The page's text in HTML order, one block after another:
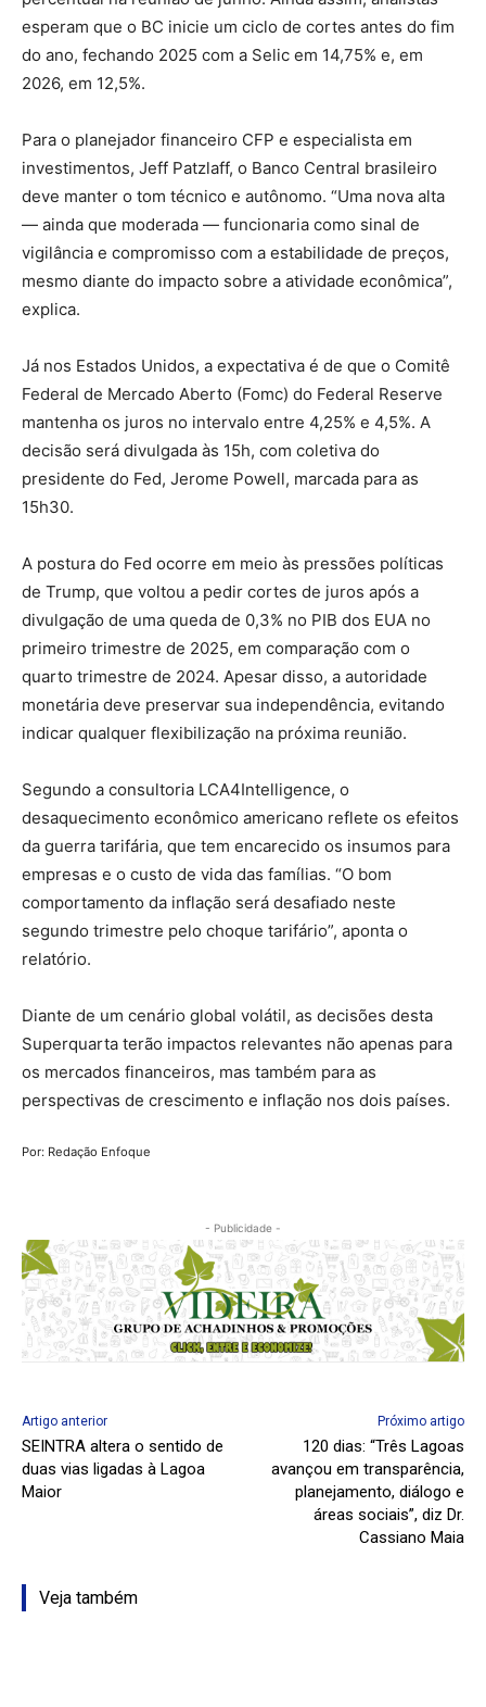
esperam que o BC inicie um ciclo de cortes antes do fim
do ano, fechando 2025 com a Selic em 14,75% e, em
2026, em 12,5%.
Para o planejador financeiro CFP e especialista em
investimentos, Jeff Patzlaff, o Banco Central brasileiro
deve manter o tom técnico e autônomo. “Uma nova alta
— ainda que moderada — funcionaria como sinal de
vigilância e compromisso com a estabilidade de preços,
mesmo diante do impacto sobre a atividade econômica”,
explica.
Já nos Estados Unidos, a expectativa é de que o Comitê
Federal de Mercado Aberto (Fomc) do Federal Reserve
mantenha os juros no intervalo entre 4,25% e 4,5%. A
decisão será divulgada às 15h, com coletiva do
presidente do Fed, Jerome Powell, marcada para as
15h30.
A postura do Fed ocorre em meio às pressões políticas
de Trump, que voltou a pedir cortes de juros após a
divulgação de uma queda de 0,3% no PIB dos EUA no
primeiro trimestre de 2025, em comparação com o
quarto trimestre de 2024. Apesar disso, a autoridade
monetária deve preservar sua independência, evitando
indicar qualquer flexibilização na próxima reunião.
Segundo a consultoria LCA4Intelligence, o
desaquecimento econômico americano reflete os efeitos
da guerra tarifária, que tem encarecido os insumos para
empresas e o custo de vida das famílias. “O bom
comportamento da inflação será desafiado neste
segundo trimestre pelo choque tarifário”, aponta o
relatório.
Diante de um cenário global volátil, as decisões desta
Superquarta terão impactos relevantes não apenas para
os mercados financeiros, mas também para as
perspectivas de crescimento e inflação nos dois países.
Por: Redação Enfoque
- Publicidade -
Artigo anterior
SEINTRA altera o sentido de
duas vias ligadas à Lagoa
Maior
Próximo artigo
120 dias: “Três Lagoas
avançou em transparência,
planejamento, diálogo e
áreas sociais”, diz Dr.
Cassiano Maia
Veja também